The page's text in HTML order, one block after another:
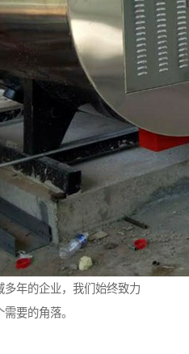
年的企业，我们始终致力
要的角落。